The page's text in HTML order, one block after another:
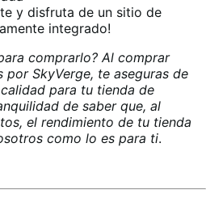
y disfruta de un sitio de
integrado!
comprarlo? Al comprar
por SkyVerge, te aseguras de
para tu tienda de
de saber que, al
el rendimiento de tu tienda
como lo es para ti.